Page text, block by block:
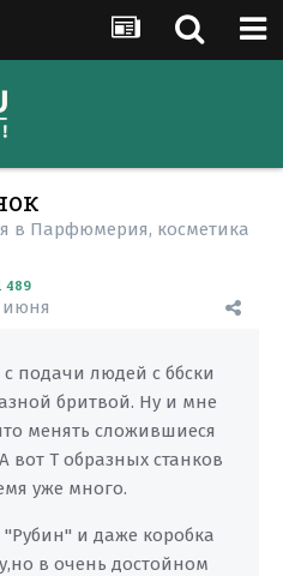
в Парфюмерия, косметика
489
июня
подачи людей с ббски
бритвой. Ну и мне
менять сложившиеся
вот Т образных станков
уже много.
"Рубин" и даже коробка
в очень достойном